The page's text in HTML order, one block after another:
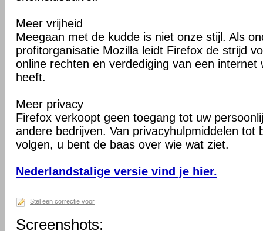
Meer vrijheid
Meegaan met de kudde is niet onze stijl. Als
profitorganisatie Mozilla leidt Firefox de strijd
online rechten en verdediging van een internet
heeft.
Meer privacy
Firefox verkoopt geen toegang tot uw
andere bedrijven. Van privacyhulpmiddelen tot
volgen, u bent de baas over wie wat ziet.
Nederlandstalige versie vind je hier.
Stel een correctie voor
Screenshots: